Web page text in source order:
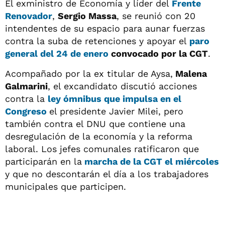
El exministro de Economía y líder del Frente
Renovador, Sergio Massa, se reunió con 20
intendentes de su espacio para aunar fuerzas
contra la suba de retenciones y apoyar el paro
general del 24 de enero convocado por la CGT.
Acompañado por la ex titular de Aysa, Malena
Galmarini, el excandidato discutió acciones
contra la ley ómnibus que impulsa en el
Congreso el presidente Javier Milei, pero
también contra el DNU que contiene una
desregulación de la economía y la reforma
laboral. Los jefes comunales ratificaron que
participarán en la marcha de la CGT el miércoles
y que no descontarán el día a los trabajadores
municipales que participen.